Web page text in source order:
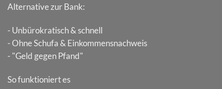
Alternative zur Bank:
- Unbürokratisch & schnell
- Ohne Schufa & Einkommensnachweis
- "Geld gegen Pfand"
So funktioniert es